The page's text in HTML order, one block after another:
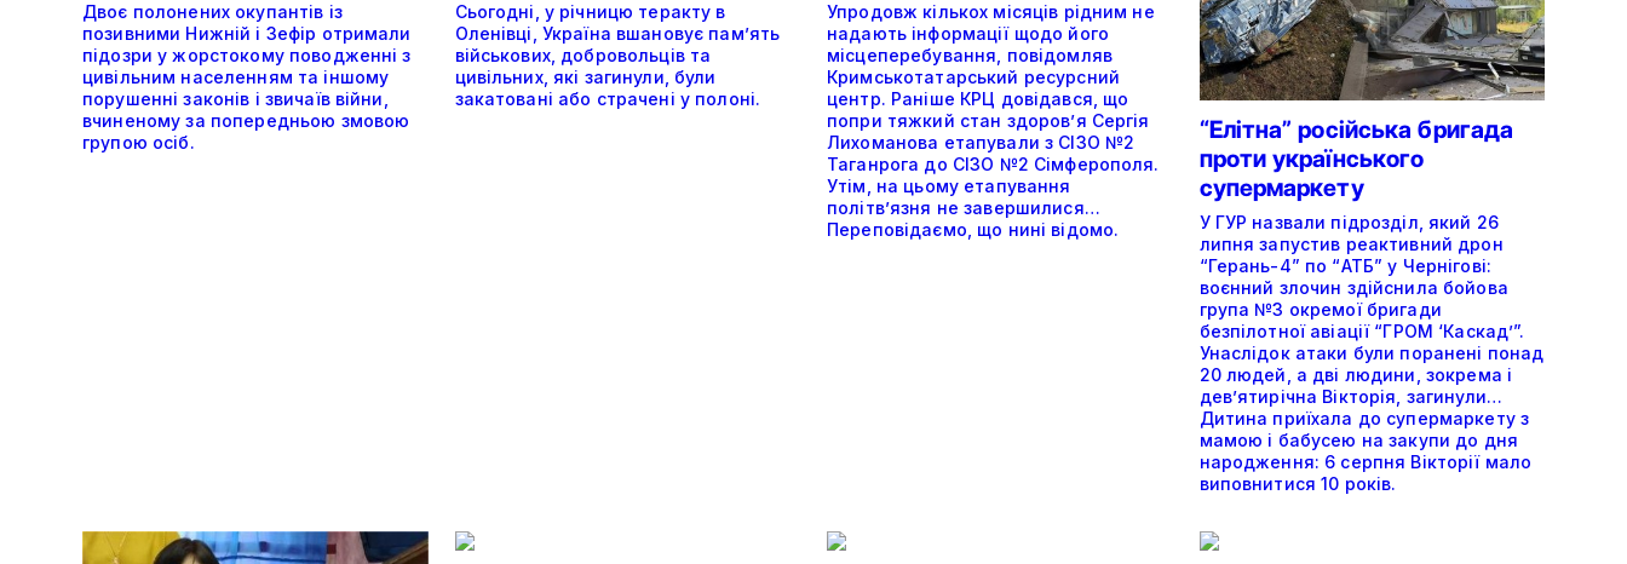
Двоє полонених окупантів із
позивними Нижній і Зефір отримали
підозри у жорстокому поводженні з
цивільним населенням та іншому
порушенні законів і звичаїв війни,
вчиненому за попередньою змовою
групою осіб.
Сьогодні, у річницю теракту в
Оленівці, Україна вшановує пам’ять
військових, добровольців та
цивільних, які загинули, були
закатовані або страчені у полоні.
Упродовж кількох місяців рідним не
надають інформації щодо його
місцеперебування, повідомляв
Кримськотатарський ресурсний
центр. Раніше КРЦ довідався, що
попри тяжкий стан здоров’я Сергія
Лихоманова етапували з СІЗО №2
Таганрога до СІЗО №2 Сімферополя.
Утім, на цьому етапування
політвʼязня не завершилися…
Переповідаємо, що нині відомо.
“Елітна” російська бригада
проти українського
супермаркету
У ГУР назвали підрозділ, який 26
липня запустив реактивний дрон
“Герань-4” по “АТБ” у Чернігові:
воєнний злочин здійснила бойова
група №3 окремої бригади
безпілотної авіації “ГРОМ ‘Каскад’”.
Унаслідок атаки були поранені понад
20 людей, а дві людини, зокрема і
дев’ятирічна Вікторія, загинули…
Дитина приїхала до супермаркету з
мамою і бабусею на закупи до дня
народження: 6 серпня Вікторії мало
виповнитися 10 років.